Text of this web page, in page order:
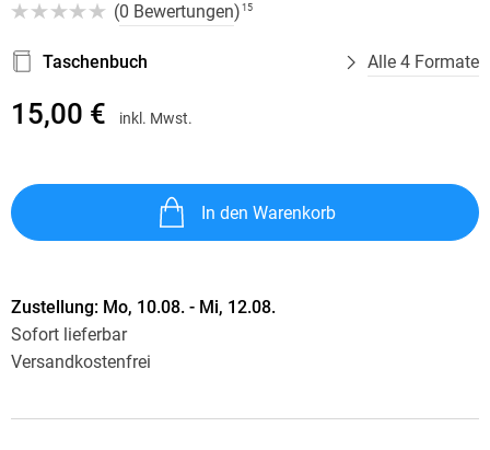
(0 Bewertungen) 15
Taschenbuch Alle 4 Formate
15,00 € inkl. Mwst.
In den Warenkorb
Zustellung: Mo, 10.08. - Mi, 12.08.
Sofort lieferbar
Versandkostenfrei